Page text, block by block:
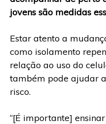
jovens são medidas
Estar atento a
como isolamento
relação ao uso do
também pode ajudar
risco.
“[É importante]